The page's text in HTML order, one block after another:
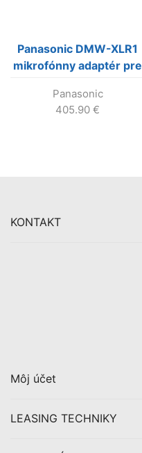
Panasonic DMW-XLR1
mikrofónny adaptér pre
Panasonic
405.90 €
KONTAKT
Môj účet
LEASING TECHNIKY